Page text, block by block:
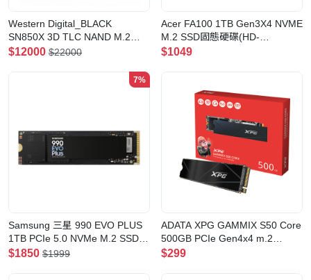
Western Digital_BLACK
SN850X 3D TLC NAND M.2
PCIe 4.0 x4 NVMe SSD(With
$12000 $22000
Acer FA100 1TB Gen3X4 NVME
M.2 SSD固態硬碟(HD-
AFA101T)
$1049
7%
Samsung 三星 990 EVO PLUS
1TB PCIe 5.0 NVMe M.2 SSD固
態硬碟(請保留包裝, 以便日後保
$1850 $1999
ADATA XPG GAMMIX S50 Core
500GB PCIe Gen4x4 m.2
SSD(SGAMMIX550C-500G-CS)
$299